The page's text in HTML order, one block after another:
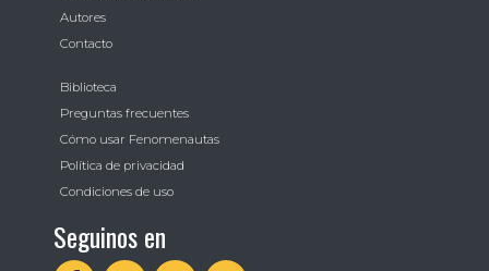
Autores
Contacto
Biblioteca
Preguntas frecuentes
Cómo usar Fenomenautas
Política de privacidad
Condiciones de uso
Seguinos en